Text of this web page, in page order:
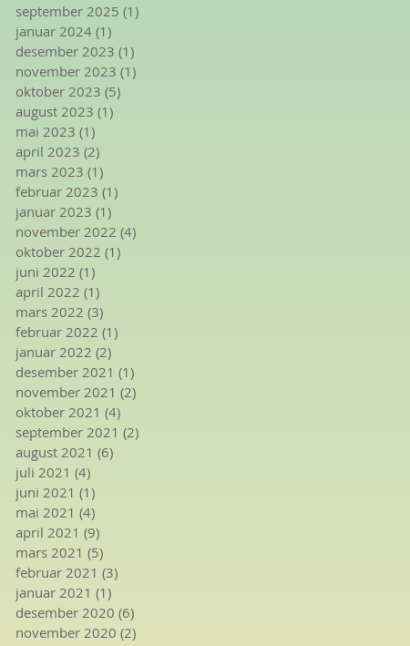
september 2025 (1)
januar 2024 (1)
desember 2023 (1)
november 2023 (1)
oktober 2023 (5)
august 2023 (1)
mai 2023 (1)
april 2023 (2)
mars 2023 (1)
februar 2023 (1)
januar 2023 (1)
november 2022 (4)
oktober 2022 (1)
juni 2022 (1)
april 2022 (1)
mars 2022 (3)
februar 2022 (1)
januar 2022 (2)
desember 2021 (1)
november 2021 (2)
oktober 2021 (4)
september 2021 (2)
august 2021 (6)
juli 2021 (4)
juni 2021 (1)
mai 2021 (4)
april 2021 (9)
mars 2021 (5)
februar 2021 (3)
januar 2021 (1)
desember 2020 (6)
november 2020 (2)